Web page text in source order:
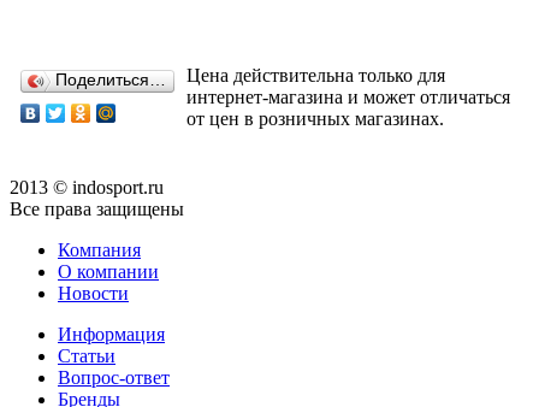
Поделиться…
Цена действительна только для
интернет-магазина и может отличаться
от цен в розничных магазинах.
2013 © indosport.ru
Все права защищены
Компания
О компании
Новости
Информация
Статьи
Вопрос-ответ
Бренды